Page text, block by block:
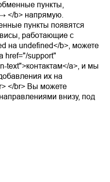
пункты,
</b> напрямую.
пункты появятся
работающие с
на undefined</b>, можете
href="/support"
text">контактам</a>, и мы
их на
</br> Вы можете
внизу, под